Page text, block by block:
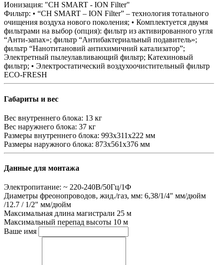
Ионизация: "CH SMART - ION Filter"
Фильтр: • “CH SMART – ION Filter” – технология тотального
очищения воздуха нового поколения; • Комплектуется двумя
фильтрами на выбор (опция): фильтр из активированного угля
“Анти-запах»; фильтр “Антибактериальный подавитель»;
фильтр “Нанотитановий антихимичний катализатор”;
Электретный пылеулавливающий фильтр; Катехиновый
фильтр; • Электростатический воздухоочистительный фильтр
ЕСО-FRESH
Габариты и вес
Вес внутреннего блока: 13 кг
Вес наружнего блока: 37 кг
Размеры внутреннего блока: 993x311x222 мм
Размеры наружного блока: 873x561x376 мм
Данные для монтажа
Электропитание: ~ 220-240В/50Гц/1Ф
Диаметры фреонопроводов, жид./газ, мм: 6,38/1/4" мм/дюйм
/12.7 / 1/2" мм/дюйм
Максимальная длина магистрали 25 м
Максимальный перепад высоты 10 м
Ваше имя